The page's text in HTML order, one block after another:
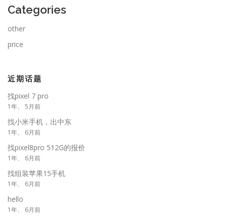
Categories
other
price
近期话题
找pixel 7 pro
1年、 5月前
找小米手机，出中东
1年、 6月前
找pixel8pro 512G的报价
1年、 6月前
找组装苹果15手机
1年、 6月前
hello
1年、 6月前